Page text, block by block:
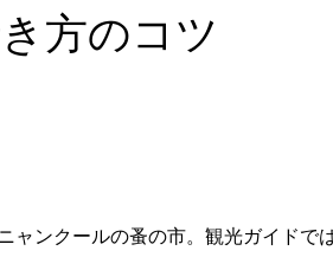
方のコツ
ャンクールの蚤の市。観光ガイドで